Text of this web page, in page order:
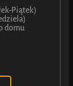
Piątek)
domu